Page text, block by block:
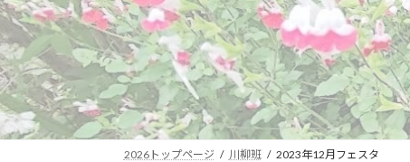
ス
キ
ッ
プ
ン
に
移
動
2026トップページ 川柳班 2023年12月フェスタ